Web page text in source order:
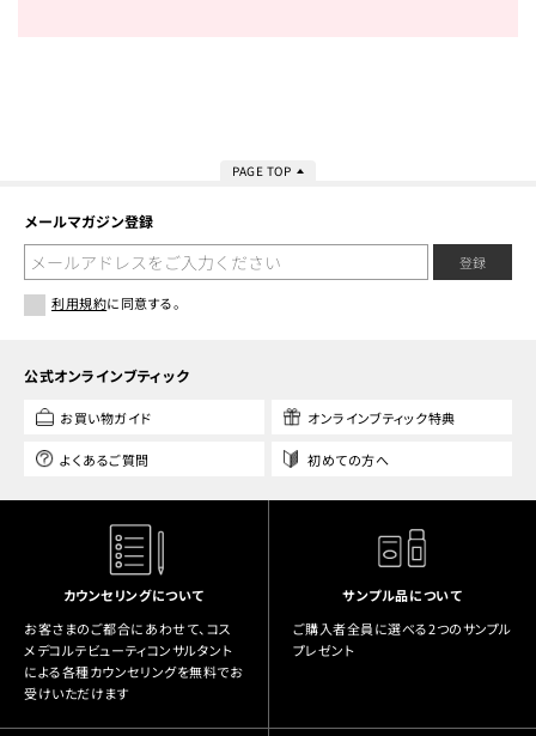
PAGE TOP
メールマガジン登録
登録
利用規約に同意する。
公式オンラインブティック
お買い物ガイド オンラインブティック特典
よくあるご質問 初めての方へ
カウンセリングについて
お客さまのご都合にあわせて、コス
メデコルテビューティコンサルタント
による各種カウンセリングを無料でお
受けいただけます
サンプル品について
ご購入者全員に選べる2つのサンプル
プレゼント